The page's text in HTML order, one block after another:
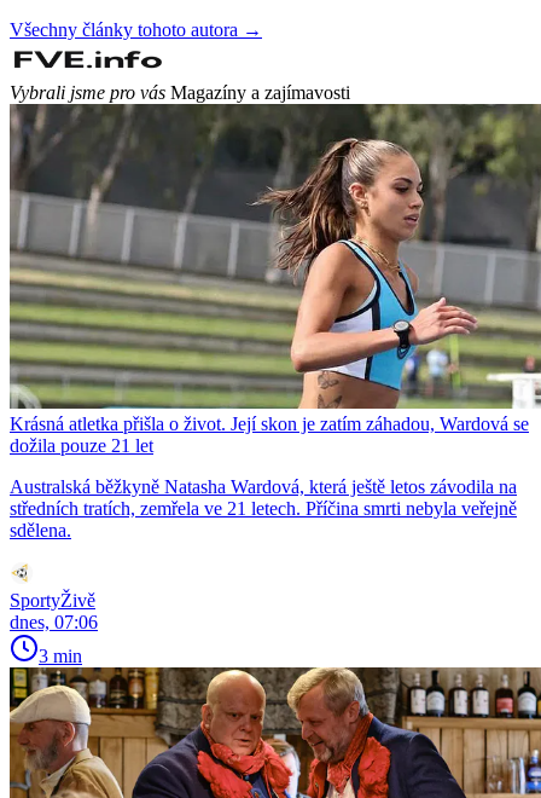
Všechny články tohoto autora →
Vybrali jsme pro vás Magazíny a zajímavosti
Krásná atletka přišla o život. Její skon je zatím záhadou, Wardová se
dožila pouze 21 let
Australská běžkyně Natasha Wardová, která ještě letos závodila na
středních tratích, zemřela ve 21 letech. Příčina smrti nebyla veřejně
sdělena.
SportyŽivě
dnes, 07:06
3 min